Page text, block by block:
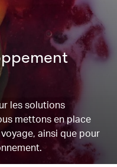
les solutions
mettons en place
ainsi que pour